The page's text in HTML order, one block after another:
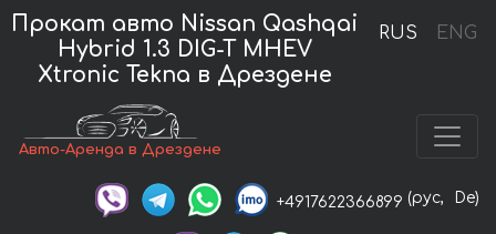
RUS ENG
Прокат авто Nissan Qashqai
Hybrid 1.3 DIG-T MHEV
Xtronic Tekna в Дрездене
Авто-Аренда в Дрездене
+4917622366899 (рус, De)